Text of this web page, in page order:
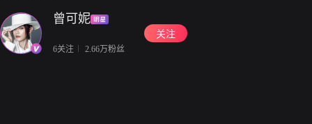
曾可妮
6关注 2.66万粉丝
关注